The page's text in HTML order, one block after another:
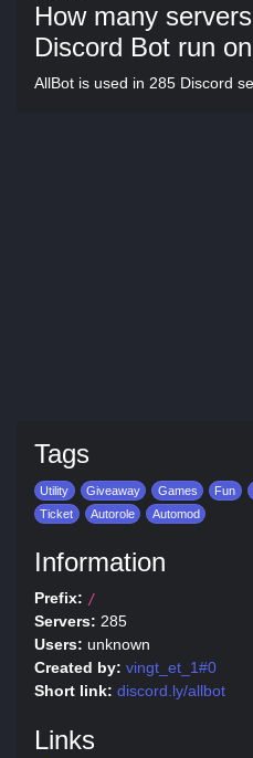
How many
Discord Bot run
AllBot is used in 285 Discord
Tags
Utility Giveaway Games Fun
Ticket
Autorole Automod
Information
Prefix: /
Servers: 285
Users: unknown
Created by: vingt_et_1#0
Short link: discord.ly/allbot
Links